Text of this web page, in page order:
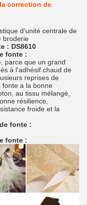
correction de
d'unité centrale de
broderie
: DS8610
fonte :
parce que un grand
à l'adhésif chaud de
reprises de
fonte a la bonne
au tissu mélangé,
résilience,
froide et la
de fonte :
fonte :